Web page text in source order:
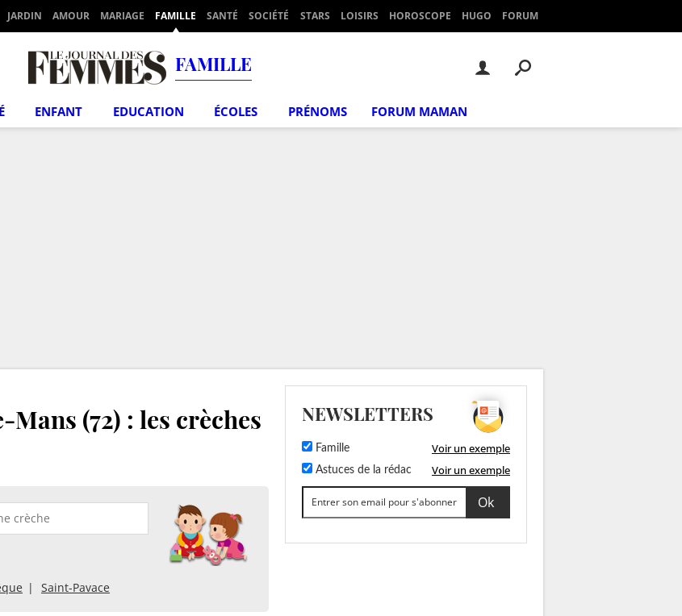
JARDIN AMOUR MARIAGE FAMILLE SANTÉ SOCIÉTÉ STARS LOISIRS HOROSCOPE HUGO FORUM
FAMILLE
ENFANT EDUCATION ÉCOLES PRÉNOMS FORUM MAMAN
(72) : les crèches
Saint-Pavace
NEWSLETTERS
Famille Voir un exemple
Astuces de la rédac Voir un exemple